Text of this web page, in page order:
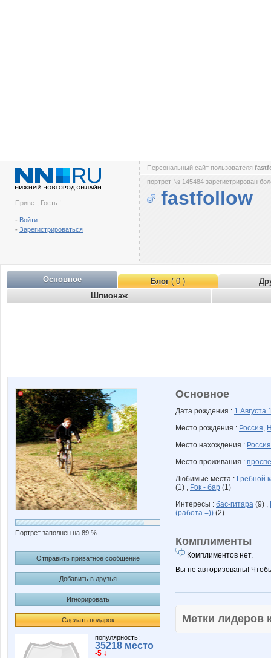
Привет, Гость !
- Войти
- Зарегистрироваться
Персональный сайт пользователя
портрет № 145484 зарегистрирован
fastfollow
Основное Блог( 0 )
Шпионаж
Портрет заполнен на 89 %
Отправить приватное сообщение
Добавить в друзья
Игнорировать
Сделать подарок
популярность:
35218 место
-5 ↓
Основное
Дата рождения : 1 Августа
Место рождения : Россия,
Место нахождения : Россия
Место проживания :
Любимые места : Гребной
(1) , Рок - бар (1)
Интересы : бас-гитара (9) ,
(работа =)) (2)
Комплименты
Комплиментов нет.
Вы не авторизованы!
Метки